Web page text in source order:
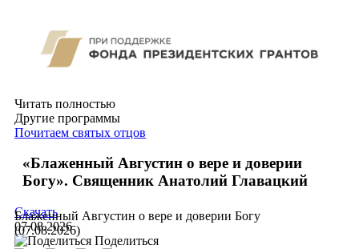
Читать полностью
Другие программы
Почитаем святых отцов
«Блаженный Августин о вере и доверии
Богу». Священник Анатолий Главацкий
Блаженный Августин о вере и доверии Богу
(07.08.2026)
Скачать
07.08.2026
Поделиться